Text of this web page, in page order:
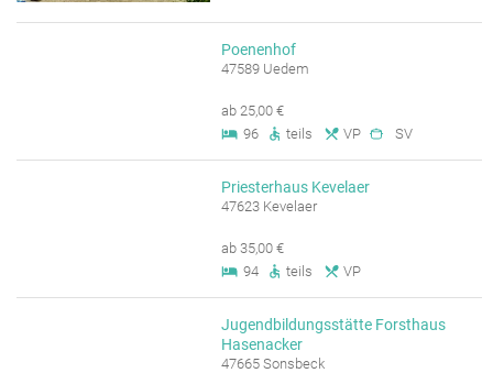
Poenenhof
47589 Uedem
ab 25,00 €
96
teils VP SV
Priesterhaus Kevelaer
47623 Kevelaer
ab 35,00 €
94
teils VP
Jugendbildungsstätte Forsthaus
Hasenacker
47665 Sonsbeck